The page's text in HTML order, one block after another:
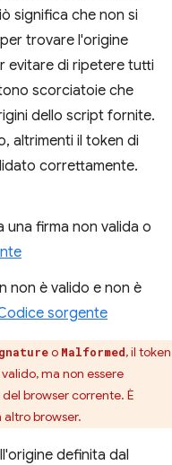
significa che non si
trovare l'origine
evitare di ripetere tutti
scorciatoie che
dello script fornite.
altrimenti il token di
correttamente.
una firma non valida o
non è valido e non è
sorgente
o Malformed, il token
ma non essere
browser corrente. È
altro browser.
definita dal